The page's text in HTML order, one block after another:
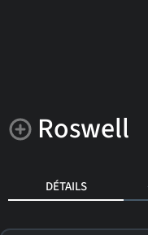
Roswell
DÉTAILS